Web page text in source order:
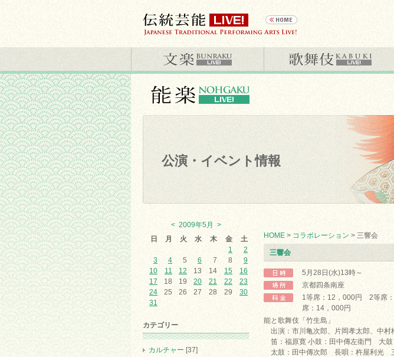
公演・イベント情報
HOME > コラボレーション > 三響会
三響会
5月28日(水)13時～
京都四条南座
1等席：12，000円 2等席
席：14，000円
能と歌舞伎「竹生島」
出演：市川亀次郎、片岡孝太郎、中村
笛：福原寛 小鼓：田中傳左衛門 大鼓
太鼓：田中傳次郎 長唄：杵屋利光
< 2009年5月
>
日
月 火 水 木 金
土
1
2
3
4 5 6 7 8
9
10
11 12 13 14 15
16
17
18 19 20 21 22
23
24
25 26 27 28 29
30
31
カテゴリー
カルチャー [37]